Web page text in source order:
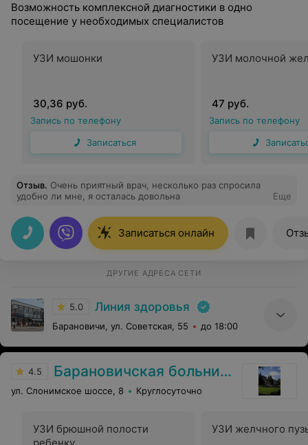
Возможность комплексной диагностики в одно
посещение у необходимых специалистов
УЗИ мошонки
30,36 руб.
Запись по телефону
Записаться
УЗИ молочной
47 руб.
Запись по телефону
Отзыв. Очень приятный врач, несколько раз спросила
удобно ли мне, я осталась довольна
Еще
Записаться онлайн
ДРУГИЕ АДРЕСА СЕТИ
5.0 Линия здоровья
Барановичи, ул. Советская, 55 до 18:00
4.5 Барановичская больница №2
ул. Слонимское шоссе, 8 Круглосуточно
УЗИ брюшной полости
УЗИ желчного